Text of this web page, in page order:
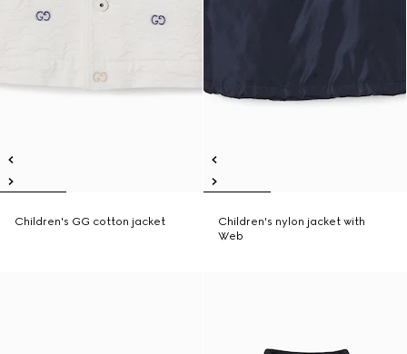
Children's GG cotton jacket
Children's nylon jacket with
Web